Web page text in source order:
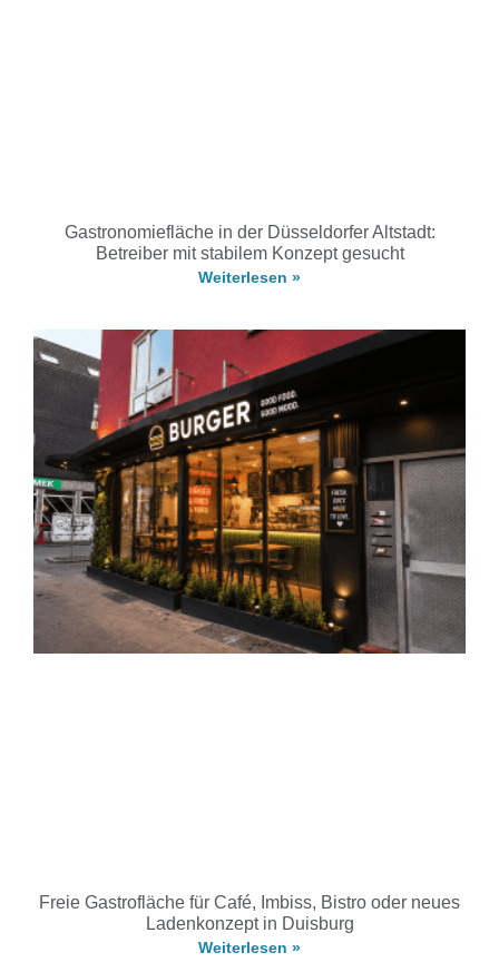
Gastronomiefläche in der Düsseldorfer Altstadt:
Betreiber mit stabilem Konzept gesucht
Weiterlesen »
Freie Gastrofläche für Café, Imbiss, Bistro oder neues
Ladenkonzept in Duisburg
Weiterlesen »